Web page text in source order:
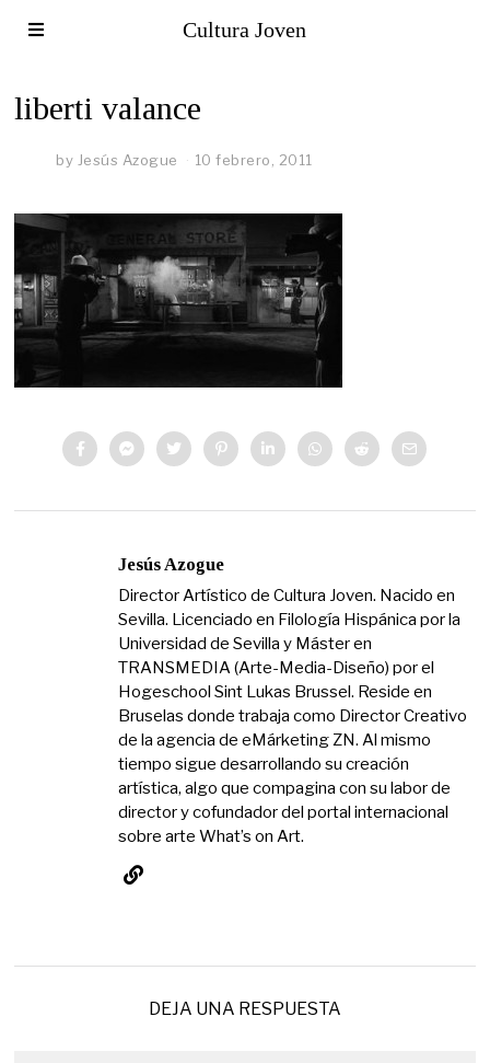
Cultura Joven
liberti valance
by Jesús Azogue 10 febrero, 2011
Jesús Azogue
Director Artístico de Cultura Joven. Nacido en
Sevilla. Licenciado en Filología Hispánica por la
Universidad de Sevilla y Máster en
TRANSMEDIA (Arte-Media-Diseño) por el
Hogeschool Sint Lukas Brussel. Reside en
Bruselas donde trabaja como Director Creativo
de la agencia de eMárketing ZN. Al mismo
tiempo sigue desarrollando su creación
artística, algo que compagina con su labor de
director y cofundador del portal internacional
sobre arte What’s on Art.
DEJA UNA RESPUESTA